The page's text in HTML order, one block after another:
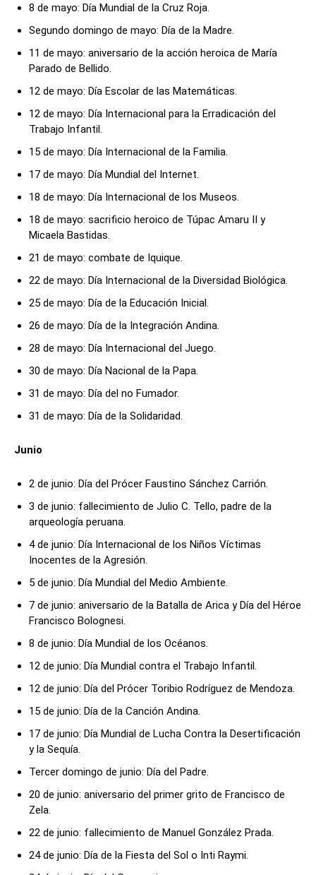
8 de mayo: Día Mundial de la Cruz Roja.
Segundo domingo de mayo: Día de la Madre.
11 de mayo: aniversario de la acción heroica de María
Parado de Bellido.
12 de mayo: Día Escolar de las Matemáticas.
12 de mayo: Día Internacional para la Erradicación del
Trabajo Infantil.
15 de mayo: Día Internacional de la Familia.
17 de mayo: Día Mundial del Internet.
18 de mayo: Día Internacional de los Museos.
18 de mayo: sacrificio heroico de Túpac Amaru II y
Micaela Bastidas.
21 de mayo: combate de Iquique.
22 de mayo: Día Internacional de la Diversidad Biológica.
25 de mayo: Día de la Educación Inicial.
26 de mayo: Día de la Integración Andina.
28 de mayo: Día Internacional del Juego.
30 de mayo: Día Nacional de la Papa.
31 de mayo: Día del no Fumador.
31 de mayo: Día de la Solidaridad.
Junio
2 de junio: Día del Prócer Faustino Sánchez Carrión.
3 de junio: fallecimiento de Julio C. Tello, padre de la
arqueología peruana.
4 de junio: Día Internacional de los Niños Víctimas
Inocentes de la Agresión.
5 de junio: Día Mundial del Medio Ambiente.
7 de junio: aniversario de la Batalla de Arica y Día del Héroe
Francisco Bolognesi.
8 de junio: Día Mundial de los Océanos.
12 de junio: Día Mundial contra el Trabajo Infantil.
12 de junio: Día del Prócer Toribio Rodríguez de Mendoza.
15 de junio: Día de la Canción Andina.
17 de junio: Día Mundial de Lucha Contra la Desertificación
y la Sequía.
Tercer domingo de junio: Día del Padre.
20 de junio: aniversario del primer grito de Francisco de
Zela.
22 de junio: fallecimiento de Manuel González Prada.
24 de junio: Día de la Fiesta del Sol o Inti Raymi.